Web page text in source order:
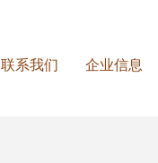
联系我们 企业信息